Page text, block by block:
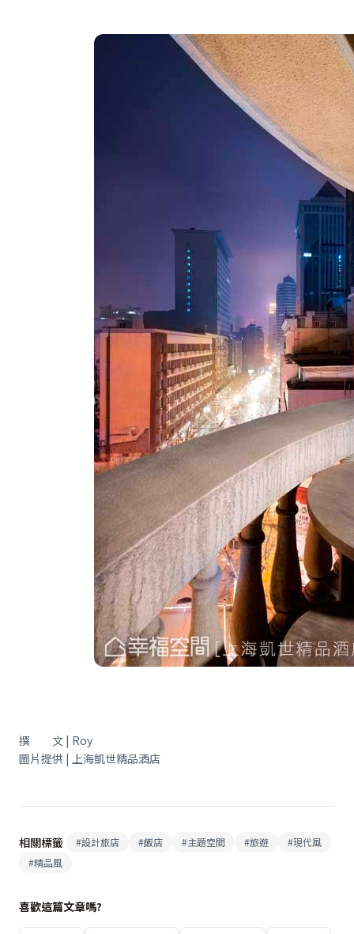
撰 文 | Roy
圖片提供 | 上海凱世精品酒店
相關標籤 #設計旅店 #飯店 #主題空間 #旅遊 #現代風
#精品風
喜歡這篇文章嗎?